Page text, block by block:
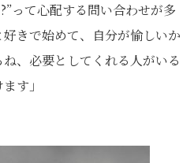
って心配する問い合わせが多
きで始めて、自分が愉しいか
、必要としてくれる人がいる
す」